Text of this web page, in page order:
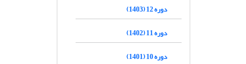
دوره 12 (1403)
دوره 11 (1402)
دوره 10 (1401)